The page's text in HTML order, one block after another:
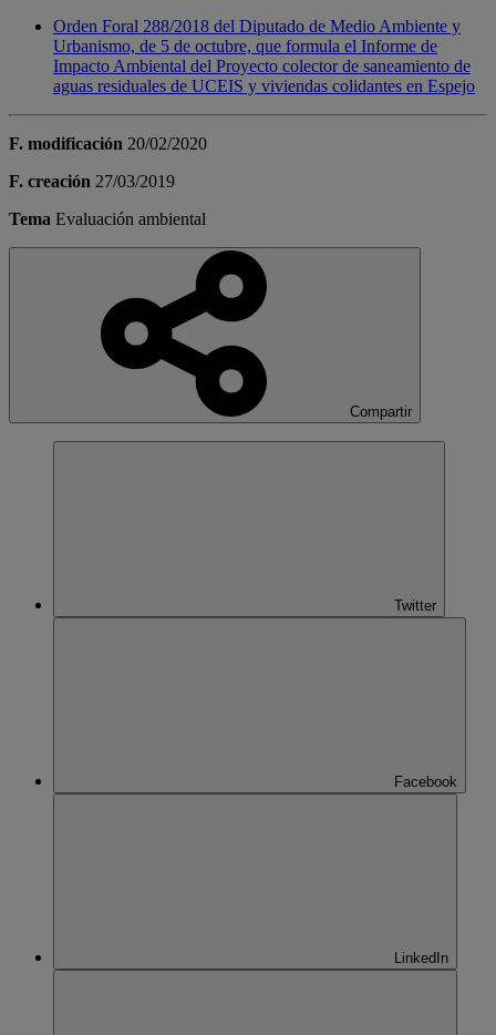
Orden Foral 288/2018 del Diputado de Medio Ambiente y
Urbanismo, de 5 de octubre, que formula el Informe de
Impacto Ambiental del Proyecto colector de saneamiento de
aguas residuales de UCEIS y viviendas colidantes en Espejo
F. modificación 20/02/2020
F. creación 27/03/2019
Tema Evaluación ambiental
Compartir
Twitter
Facebook
LinkedIn